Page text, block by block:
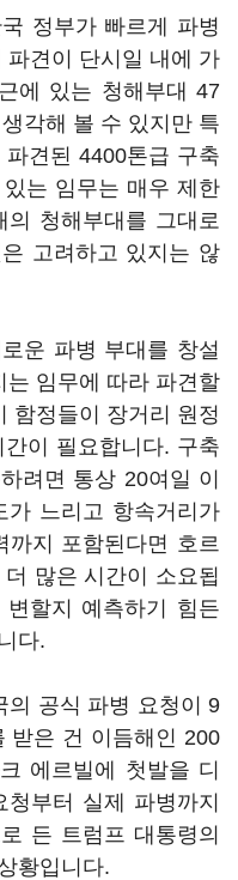
정부가 빠르게 파병
파견이 단시일 내에 가
에 있는 청해부대 47
각해 볼 수 있지만 특
견된 4400톤급 구축
는 임무는 매우 제한
의 청해부대를 그대로
고려하고 있지는 않
운 파병 부대를 창설
임무에 따라 파견할
함정들이 장거리 원정
이 필요합니다. 구축
려면 통상 20여일 이
가 느리고 항속거리가
까지 포함된다면 호르
많은 시간이 소요됩
할지 예측하기 힘든
다.
의 공식 파병 요청이 9
받은 건 이듬해인 200
에르빌에 첫발을 디
부터 실제 파병까지
든 트럼프 대통령의
황입니다.